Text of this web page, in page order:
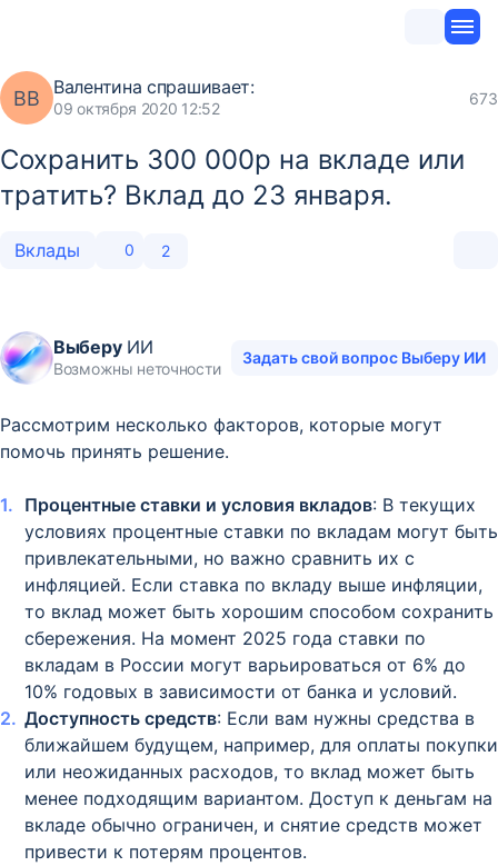
ВВ Валентина спрашивает:
09 октября 2020 12:52
673
Сохранить 300 000р на вкладе или
тратить? Вклад до 23 января.
Вклады 0 2
ВыберуИИ
Возможны неточности
Задать свой вопрос Выберу ИИ
Рассмотрим несколько факторов, которые могут
помочь принять решение.
Процентные ставки и условия вкладов: В текущих
условиях процентные ставки по вкладам могут быть
привлекательными, но важно сравнить их с
инфляцией. Если ставка по вкладу выше инфляции,
то вклад может быть хорошим способом сохранить
сбережения. На момент 2025 года ставки по
вкладам в России могут варьироваться от 6% до
10% годовых в зависимости от банка и условий.
Доступность средств: Если вам нужны средства в
ближайшем будущем, например, для оплаты покупки
или неожиданных расходов, то вклад может быть
менее подходящим вариантом. Доступ к деньгам на
вкладе обычно ограничен, и снятие средств может
привести к потерям процентов.